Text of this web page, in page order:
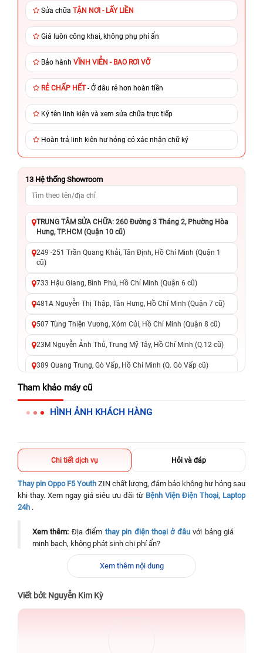
Sửa chữa TẬN NƠI - LẤY LIỀN
Giá luôn công khai, không phụ phí ẩn
Bảo hành VĨNH VIỄN - BAO RƠI VỠ
RẺ CHẤP HẾT- Ở đâu rẻ hơn hoàn tiền
Ký tên linh kiện và xem sửa chữa trực tiếp
Hoàn trả linh kiện hư hỏng có xác nhận chữ ký
13 Hệ thống Showroom
TRUNG TÂM SỬA CHỮA: 260 Đường 3 Tháng 2, Phường Hòa
Hưng, TP.HCM (Quận 10 cũ)
249 -251 Trần Quang Khải, Tân Định, Hồ Chí Minh (Quận 1
cũ)
733 Hậu Giang, Bình Phú, Hồ Chí Minh (Quận 6 cũ)
481A Nguyễn Thị Thập, Tân Hưng, Hồ Chí Minh (Quận 7 cũ)
507 Tùng Thiện Vương, Xóm Củi, Hồ Chí Minh (Quận 8 cũ)
23M Nguyễn Ảnh Thủ, Trung Mỹ Tây, Hồ Chí Minh (Q.12 cũ)
389 Quang Trung, Gò Vấp, Hồ Chí Minh (Q. Gò Vấp cũ)
625 - 625A Âu Cơ, Tân Phú, Hồ Chí Minh (Quận Tân Phú cũ)
326 Lê Văn Việt, Tăng Nhơn Phú, Hồ Chí Minh (Q.9 TP. Thủ
Đức cũ)
Đức Cũ)
70 Nguyễn An Ninh, Dĩ An, Hồ Chí Minh (Bình Dương Cũ)
24h Vũng Tàu: 162A Ba Cu, Vũng Tàu, Hồ Chí Minh (TP. Vũng
Tàu cũ)
cũ)
Tham khảo máy cũ
HÌNH ẢNH KHÁCH HÀNG
Chi tiết dịch vụ Hỏi và đáp
Thay pin Oppo F5 Youth ZIN chất lượng, đảm bảo không hư hỏng sau
khi thay. Xem ngay giá siêu ưu đãi từ Bệnh Viện Điện Thoại, Laptop
24h .
Xem thêm: Địa điểm thay pin điện thoại ở đâuvới bảng giá
minh bạch, không phát sinh chi phí ẩn?
Xem thêm nội dung
Viết bởi: Nguyễn Kim Kỳ